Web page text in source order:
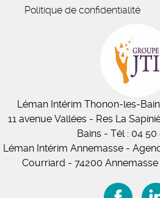
Politique de confidentialité
Léman Intérim Thonon-les-
11avenue Vallées- Res La
Bains - Tél : 04 50
Léman Intérim Annemasse -
Courriard - 74200 Annemasse